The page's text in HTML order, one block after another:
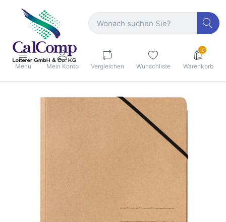
Menü Mein Konto Vergleichen Wunschliste
10
Warenkorb